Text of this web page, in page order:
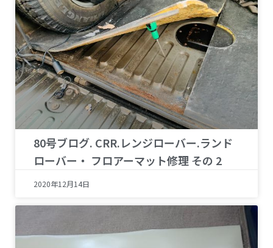
80号ブログ. CRR.レンジローバー.ランド
ローバー・ フロアーマット修理 その 2
2020年12月14日